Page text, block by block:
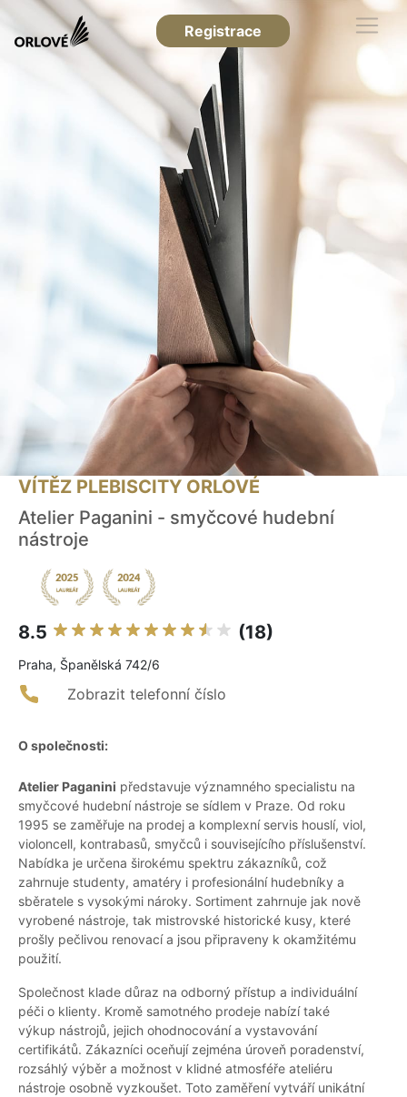
Registrace
VÍTĚZ PLEBISCITY ORLOVÉ
Atelier Paganini - smyčcové hudební
nástroje
8.5 (18)
Praha, Španělská 742/6
Zobrazit telefonní číslo
O společnosti:
Atelier Paganini představuje významného specialistu na
smyčcové hudební nástroje se sídlem v Praze. Od roku
1995 se zaměřuje na prodej a komplexní servis houslí, viol,
violoncell, kontrabasů, smyčců i souvisejícího příslušenství.
Nabídka je určena širokému spektru zákazníků, což
zahrnuje studenty, amatéry i profesionální hudebníky a
sběratele s vysokými nároky. Sortiment zahrnuje jak nově
vyrobené nástroje, tak mistrovské historické kusy, které
prošly pečlivou renovací a jsou připraveny k okamžitému
použití.
Společnost klade důraz na odborný přístup a individuální
péči o klienty. Kromě samotného prodeje nabízí také
výkup nástrojů, jejich ohodnocování a vystavování
certifikátů. Zákazníci oceňují zejména úroveň poradenství,
rozsáhlý výběr a možnost v klidné atmosféře ateliéru
nástroje osobně vyzkoušet. Toto zaměření vytváří unikátní